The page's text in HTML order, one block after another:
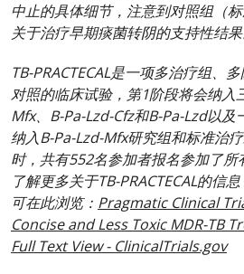
中止的具体细节，注意到对照组（
关于治疗早期痰菌转阴的支持性结果
TB-PRACTECAL是一项多治疗组、
对照的临床试验，第1阶段将会纳入
Mfx、B-Pa-Lzd-Cfz和B-Pa-Lzd以
纳入B-Pa-Lzd-Mfx研究组和标准治
时，共有552名参加者报名参加了
了解更多关于TB-PRACTECAL的信
可在此浏览： Pragmatic Clinical
Concise and Less Toxic MDR-TB
Full Text View - ClinicalTrials.gov